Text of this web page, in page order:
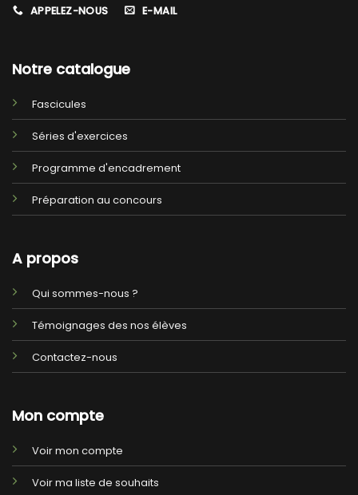
APPELEZ-NOUS E-MAIL
Notre catalogue
Fascicules
Séries d'exercices
Programme d'encadrement
Préparation au concours
A propos
Qui sommes-nous ?
Témoignages des nos élèves
Contactez-nous
Mon compte
Voir mon compte
Voir ma liste de souhaits